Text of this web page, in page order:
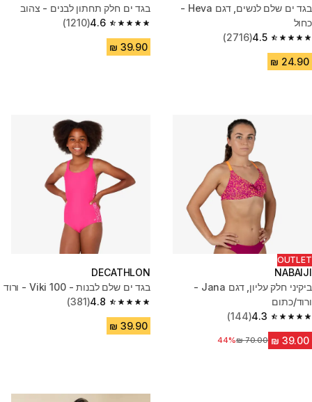
בגד ים שלם לנשים, דגם Heva -
כחול
4.5
4.5 out of 5 stars from 2716 reviews
(2716)
בגד ים חלק תחתון לבנים - צהוב
4.6
4.6 out of 5 stars from 1210 reviews
(1210)
OUTLET
NABAIJI
ביקיני חלק עליון, דגם Jana -
ורוד/כתום
4.3
4.3 out of 5 stars from 144 reviews
(144)
מחיר לפני הנחה‏70.00 ₪
44%
DECATHLON
בגד ים שלם לבנות - 100 Viki - ורוד
4.8
4.8 out of 5 stars from 381 reviews
(381)